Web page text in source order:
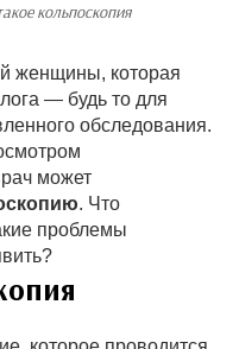
кольпоскопия
женщины, которая
— будь то для
обследования.
может
. Что
проблемы